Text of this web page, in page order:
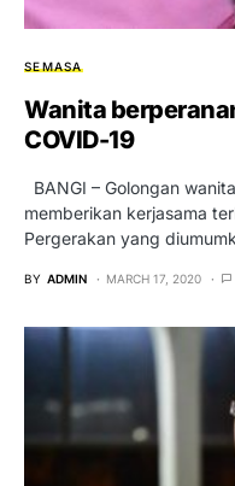
SEMASA
Wanita
COVID-19
BANGI – Golongan
memberikan kerjasama
Pergerakan yang
BY ADMIN MARCH 17, 2020